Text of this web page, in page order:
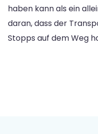
haben kann als ein
daran, dass der
Stopps auf dem Weg